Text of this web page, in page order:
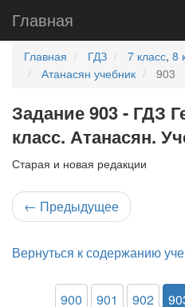
Главная
Главная ГДЗ 7 класс, 8
Атанасян учебник
903
Задание 903 - ГДЗ
класс. Атанасян.
Старая и новая редакции
← Предыдущее
Вернуться к содержанию
900 901 902